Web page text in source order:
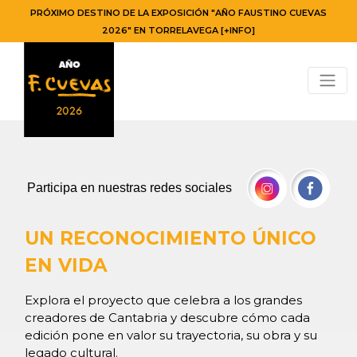
PRÓXIMO DESTINO DE LA EXPOSICIÓN "AÑO FAUSTINO CUEVAS
2026" EN TORRELAVEGA [+INFO]
Participa en nuestras redes sociales
UN RECONOCIMIENTO ÚNICO
EN VIDA
Explora el proyecto que celebra a los grandes
creadores de Cantabria y descubre cómo cada
edición pone en valor su trayectoria, su obra y su
legado cultural.